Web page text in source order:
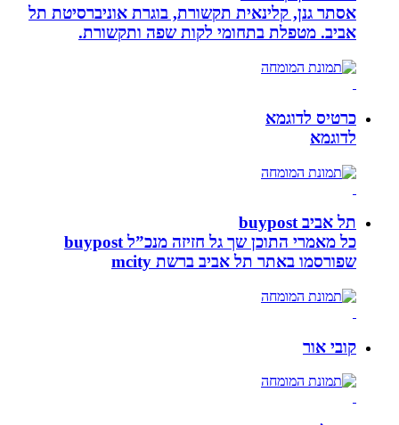
אסתר גנן, קלינאית תקשורת, בוגרת אוניברסיטת תל
אביב. מטפלת בתחומי לקות שפה ותקשורת.
כרטיס לדוגמא
לדוגמא
תל אביב buypost
כל מאמרי התוכן שך גל חזיזה מנכ”ל buypost
שפורסמו באתר תל אביב ברשת mcity
קובי אור